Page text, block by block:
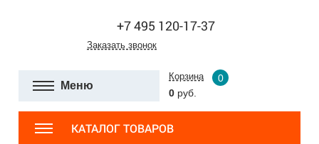
+7 495 120-17-37
Заказать звонок
Меню
Корзина
0
0 руб.
КАТАЛОГ ТОВАРОВ